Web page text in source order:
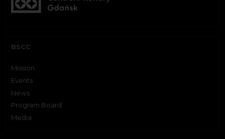
BSCC
Mission
Events
News
Program Board
Media